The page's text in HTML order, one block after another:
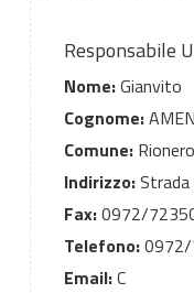
Responsabile
Nome:Gianvito
Cognome:
Comune:
Indirizzo:Strada
Fax:0972/
Telefono:0972/
Email:C